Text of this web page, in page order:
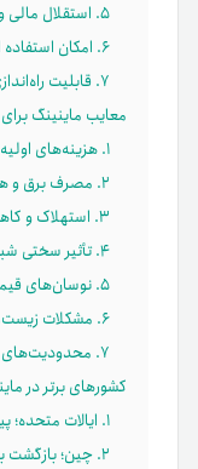
۵. استقلال مالی و وابسته‌نبودن به واسطه‌ها
۶. امکان استفاده از انرژی‌های تجدیدپذیر و کاهش هزینه‌ها
۷. قابلیت راه‌اندازی در مقیاس کوچک یا بزرگ
معایب ماینینگ برای
۱. هزینه‌های اولیه زیاد برای خرید تجهیزات
۲. مصرف برق و هزینه‌های جاری زیاد
۳. استهلاک و کاهش کارایی دستگاه‌های ماینینگ
۴. تأثیر سختی شبکه بر سودآوری
۵. نوسان‌های قیمت رمزارزها و تأثیر آن بر درآمد ماینرها
۶. مشکلات زیست‌محیطی و نگرانی‌های جهانی
۷. محدودیت‌های قانونی و نظارتی
کشورهای برتر در
۱. ایالات متحده؛ پیشتاز صنعت ماینینگ
۲. چین؛ بازگشت به ماینینگ با سیاست‌های جدید